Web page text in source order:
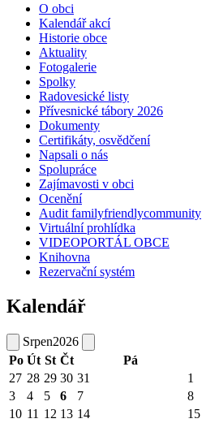
O obci
Kalendář akcí
Historie obce
Aktuality
Fotogalerie
Spolky
Radovesické listy
Přívesnické tábory 2026
Dokumenty
Certifikáty, osvědčení
Napsali o nás
Spolupráce
Zajímavosti v obci
Ocenění
Audit familyfriendlycommunity
Virtuální prohlídka
VIDEOPORTÁL OBCE
Knihovna
Rezervační systém
Kalendář
Srpen2026
Po Út St Čt Pá
27 28 29 30 31 1
3
4 5 6 7 8
10 11 12 13 14 15